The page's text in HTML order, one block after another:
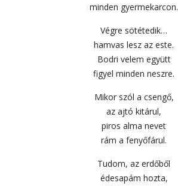
minden gyermekarcon.
Végre sötétedik…
hamvas lesz az este.
Bodri velem együtt
figyel minden neszre.
Mikor szól a csengő,
az ajtó kitárul,
piros alma nevet
rám a fenyőfárul.
Tudom, az erdőből
édesapám hozta,